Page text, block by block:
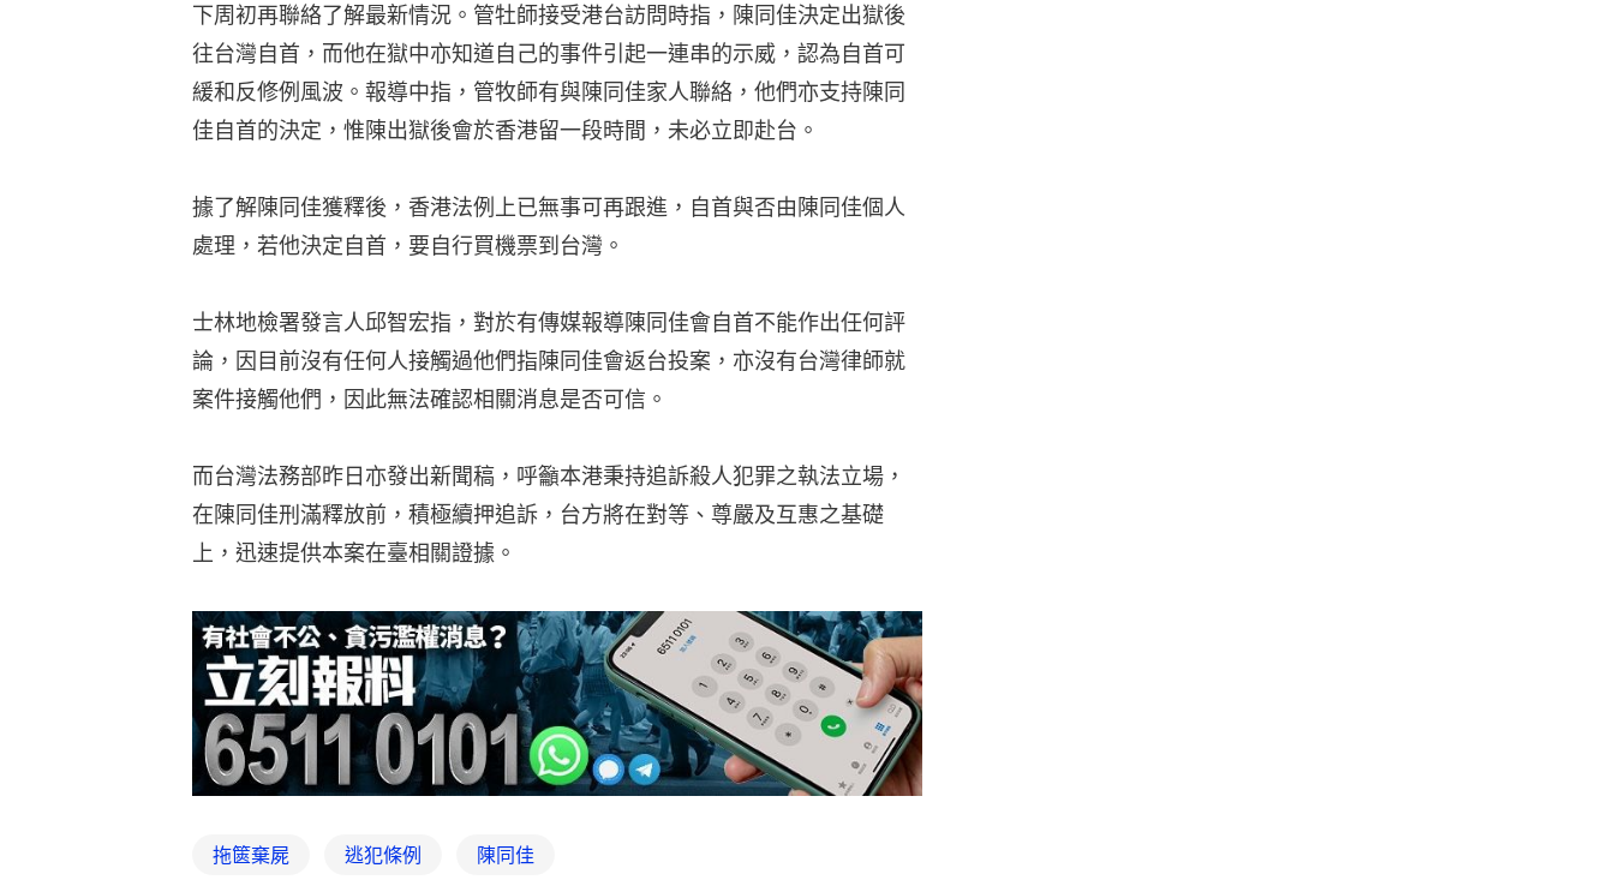
下周初再聯絡了解最新情況。管牡師接受港台訪問時指，陳同佳決定出獄後
往台灣自首，而他在獄中亦知道自己的事件引起一連串的示威，認為自首可
緩和反修例風波。報導中指，管牧師有與陳同佳家人聯絡，他們亦支持陳同
佳自首的決定，惟陳出獄後會於香港留一段時間，未必立即赴台。
據了解陳同佳獲釋後，香港法例上已無事可再跟進，自首與否由陳同佳個人
處理，若他決定自首，要自行買機票到台灣。
士林地檢署發言人邱智宏指，對於有傳媒報導陳同佳會自首不能作出任何評
論，因目前沒有任何人接觸過他們指陳同佳會返台投案，亦沒有台灣律師就
案件接觸他們，因此無法確認相關消息是否可信。
而台灣法務部昨日亦發出新聞稿，呼籲本港秉持追訴殺人犯罪之執法立場，
在陳同佳刑滿釋放前，積極續押追訴，台方將在對等、尊嚴及互惠之基礎
上，迅速提供本案在臺相關證據。
拖篋棄屍 逃犯條例 陳同佳